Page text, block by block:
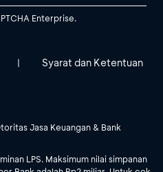
Enterprise.
| Syarat dan Ketentuan
Jasa Keuangan & Bank
LPS. Maksimum nilai simpanan